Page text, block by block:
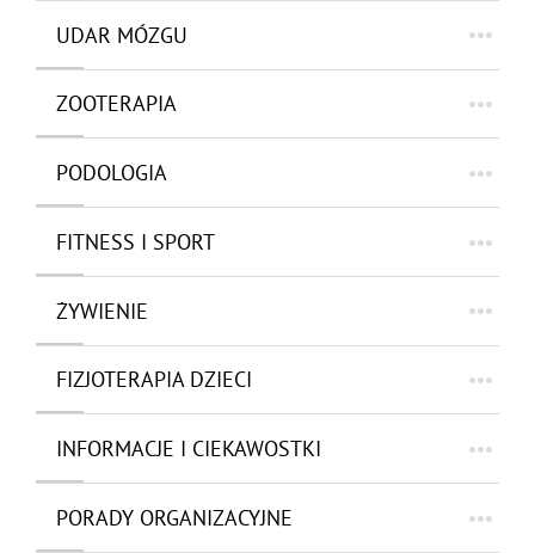
UDAR MÓZGU
ZOOTERAPIA
PODOLOGIA
FITNESS I SPORT
ŻYWIENIE
FIZJOTERAPIA DZIECI
INFORMACJE I CIEKAWOSTKI
PORADY ORGANIZACYJNE